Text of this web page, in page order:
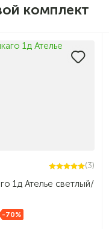
комплект
(3)
1д Ателье светлый/
-70%